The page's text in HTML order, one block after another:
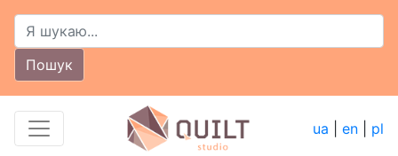
Пошук
ua en pl